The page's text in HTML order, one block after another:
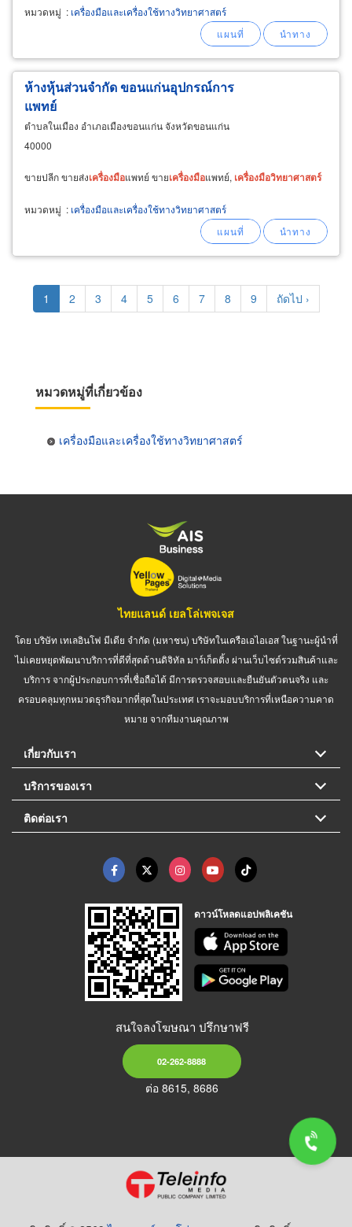
หมวดหมู่ : เครื่องมือและเครื่องใช้ทางวิทยาศาสตร์
ห้างหุ้นส่วนจำกัด ขอนแก่นอุปกรณ์การ
แพทย์
ตำบลในเมือง อำเภอเมืองขอนแก่น จังหวัดขอนแก่น
40000
ขายปลีก ขายส่งเครื่องมือแพทย์ ขายเครื่องมือแพทย์, เครื่องมือวิทยาศาสตร์
หมวดหมู่ : เครื่องมือและเครื่องใช้ทางวิทยาศาสตร์
Pagination
Current
page
1 Page
2 Page
3 Page
4 Page
5 Page
6 Page
7 Page
8 Page
9
Next
page
ถัดไป ›
หมวดหมู่ที่เกี่ยวข้อง
เครื่องมือและเครื่องใช้ทางวิทยาศาสตร์
ไทยแลนด์ เยลโล่เพจเจส
โดย บริษัท เทเลอินโฟ มีเดีย จำกัด (มหาชน) บริษัทในเครือเอไอเอส ในฐานะผู้นำที่
ไม่เคยหยุดพัฒนาบริการที่ดีที่สุดด้านดิจิทัล มาร์เก็ตติ้ง ผ่านเว็บไซต์รวมสินค้าและ
บริการ จากผู้ประกอบการที่เชื่อถือได้ มีการตรวจสอบและยืนยันตัวตนจริง และ
ครอบคลุมทุกหมวดธุรกิจมากที่สุดในประเทศ เราจะมอบบริการที่เหนือความคาด
หมาย จากทีมงานคุณภาพ
เกี่ยวกับเรา
บริการของเรา
ติดต่อเรา
ดาวน์โหลดแอปพลิเคชัน
สนใจลงโฆษณา ปรึกษาฟรี
02-262-8888
ต่อ 8615, 8686